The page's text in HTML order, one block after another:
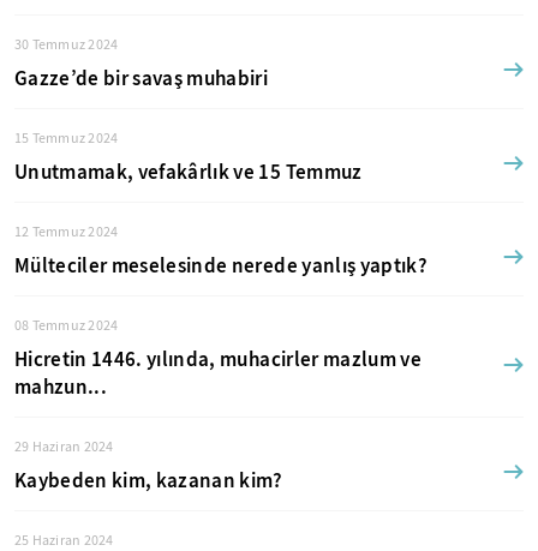
30 Temmuz 2024
Gazze’de bir savaş muhabiri
15 Temmuz 2024
Unutmamak, vefakârlık ve 15 Temmuz
12 Temmuz 2024
Mülteciler meselesinde nerede yanlış yaptık?
08 Temmuz 2024
Hicretin 1446. yılında, muhacirler mazlum ve
mahzun...
29 Haziran 2024
Kaybeden kim, kazanan kim?
25 Haziran 2024